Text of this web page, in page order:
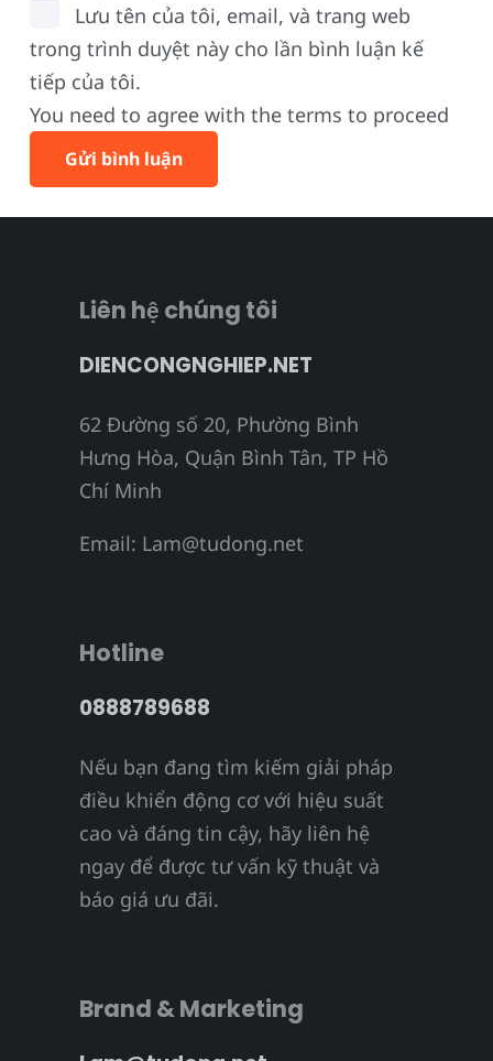
Lưu tên của tôi, email, và trang web
trong trình duyệt này cho lần bình luận kế
tiếp của tôi.
You need to agree with the terms to proceed
Gửi bình luận
Liên hệ chúng tôi
DIENCONGNGHIEP.NET
62 Đường số 20, Phường Bình
Hưng Hòa, Quận Bình Tân, TP Hồ
Chí Minh
Email: Lam@tudong.net
Hotline
0888789688
Nếu bạn đang tìm kiếm giải pháp
điều khiển động cơ với hiệu suất
cao và đáng tin cậy, hãy liên hệ
ngay để được tư vấn kỹ thuật và
báo giá ưu đãi.
Brand & Marketing